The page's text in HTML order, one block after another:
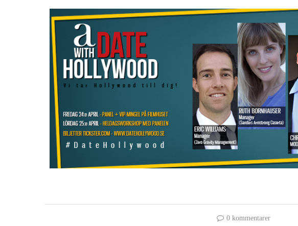
0 kommentarer